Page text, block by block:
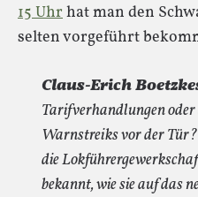
15 Uhrhat man den
selten vorgeführt
Claus-Erich
Tarifverhandlungen oder
Warnstreiks vor der
die
bekannt, wie sie auf das